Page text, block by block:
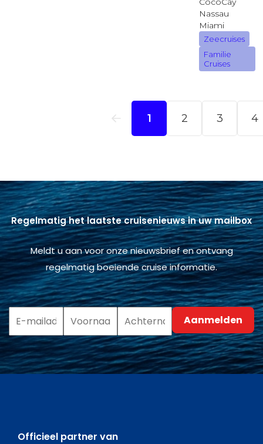
Regelmatig het laatste cruisenieuws in uw mailbox
Meldt u aan voor onze nieuwsbrief en ontvang
regelmatig boeiende cruise informatie.
Officieel partner van